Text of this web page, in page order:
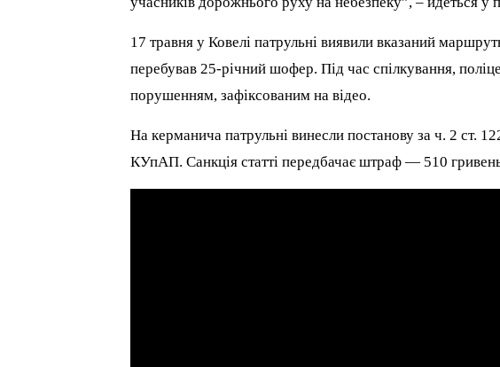
17 травня у Ковелі патрульні виявили вказаний
перебував 25-річний шофер. Під час спілкування,
порушенням, зафіксованим на відео.
На керманича патрульні винесли постанову за ч. 2 ст.
КУпАП. Санкція статті передбачає штраф — 510